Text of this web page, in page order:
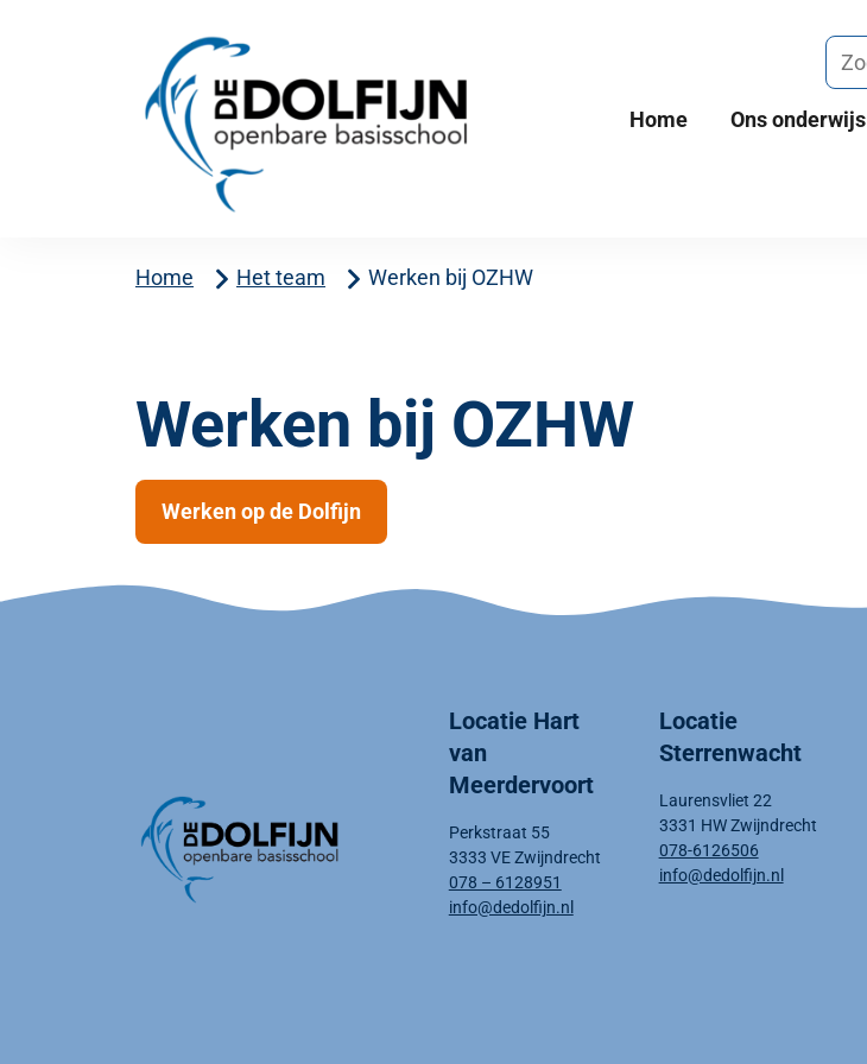
Home Ons onderwijs
Home Het team Werken bij OZHW
Werken bij OZHW
Werken op de Dolfijn
Locatie Hart
van
Meerdervoort
Perkstraat 55
3333 VE Zwijndrecht
078 – 6128951
info@dedolfijn.nl
Locatie
Sterrenwacht
Laurensvliet 22
3331 HW Zwijndrecht
078-6126506
info@dedolfijn.nl